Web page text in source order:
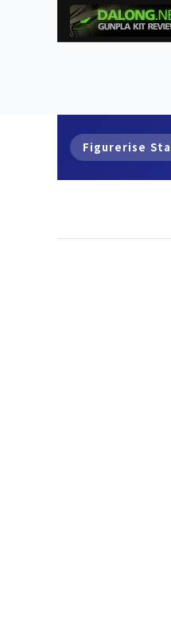
Figurerise